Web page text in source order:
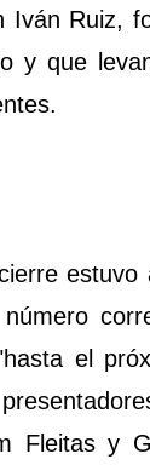
Iván Ruiz,
y que
el
Fleitas y